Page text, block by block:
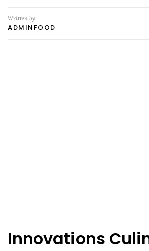
Written by
ADMINFOOD
Innovations